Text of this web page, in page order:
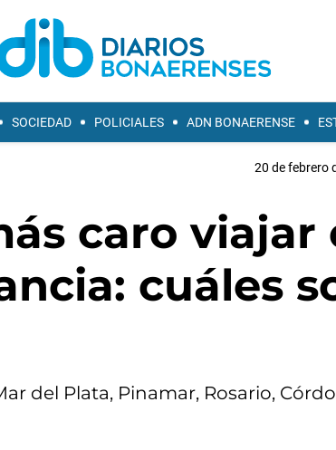
SOCIEDAD POLICIALES ADN BONAERENSE
20 de febrero
caro viajar
cuáles
del Plata, Pinamar, Rosario,